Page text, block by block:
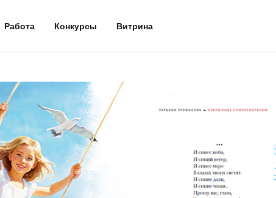
Работа Конкурсы Витрина